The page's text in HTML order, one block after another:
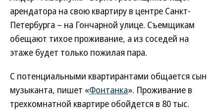
арендатора на свою квартиру в центре Санкт-
Петербурга – на Гончарной улице. Съемщикам
обещают тихое проживание, а из соседей на
этаже будет только пожилая пара.
С потенциальными квартирантами общается сын
музыканта, пишет «Фонтанка». Проживание в
трехкомнатной квартире обойдется в 80 тыс.